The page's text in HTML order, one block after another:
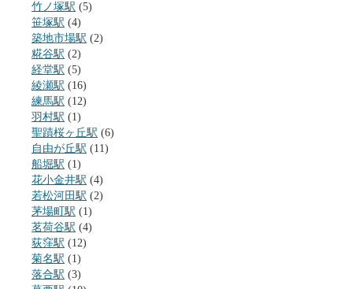
竹ノ塚駅 (5)
笹塚駅 (4)
築地市場駅 (2)
糀谷駅 (2)
経堂駅 (5)
綾瀬駅 (16)
練馬駅 (12)
羽村駅 (1)
聖蹟桜ヶ丘駅 (6)
自由が丘駅 (11)
船堀駅 (1)
花小金井駅 (4)
若松河田駅 (2)
茅場町駅 (1)
茗荷谷駅 (4)
荻窪駅 (12)
菊名駅 (1)
落合駅 (3)